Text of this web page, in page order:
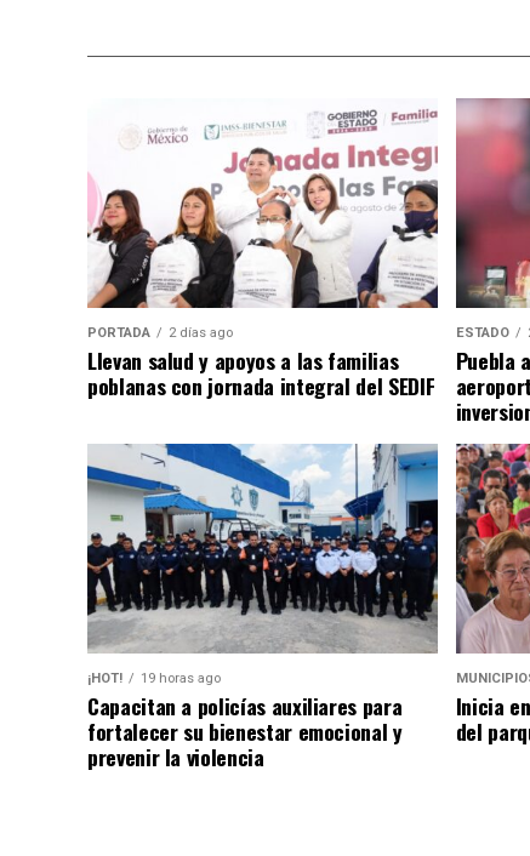
PORTADA 2 días ago
Llevan salud y apoyos a las familias
poblanas con jornada integral del SEDIF
ESTADO
Puebla
¡HOT! 19 horas ago
Capacitan a policías auxiliares para
fortalecer su bienestar emocional y
prevenir la violencia
Inicia
del